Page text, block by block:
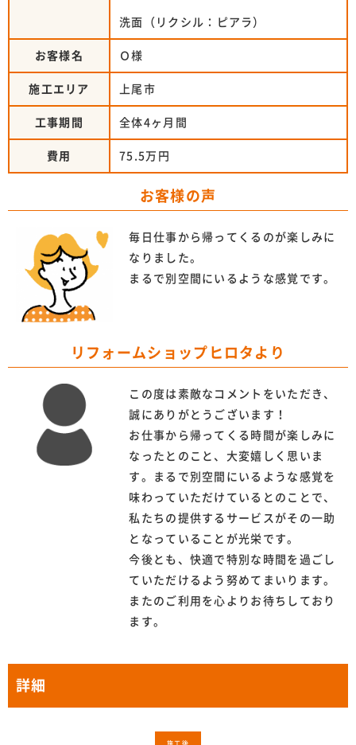
洗面（リクシル：ピアラ）
お客様名 Ｏ様
施工エリア 上尾市
工事期間 全体4ヶ月間
費用 75.5万円
お客様の声
毎日仕事から帰ってくるのが楽しみに
なりました。
まるで別空間にいるような感覚です。
リフォームショップヒロタより
この度は素敵なコメントをいただき、
誠にありがとうございます！
お仕事から帰ってくる時間が楽しみに
なったとのこと、大変嬉しく思いま
す。まるで別空間にいるような感覚を
味わっていただけているとのことで、
私たちの提供するサービスがその一助
となっていることが光栄です。
今後とも、快適で特別な時間を過ごし
ていただけるよう努めてまいります。
またのご利用を心よりお待ちしており
ます。
詳細
施工後